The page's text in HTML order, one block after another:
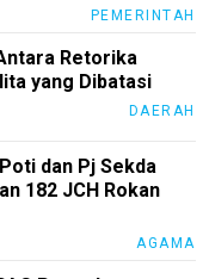
PEMERINTAH
Retorika
yang Dibatasi
DAERAH
dan Pj Sekda
182 JCH Rokan
AGAMA